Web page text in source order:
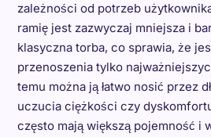
zależności od potrzeb
ramię jest zazwyczaj mniejsza i
klasyczna torba, co sprawia, że
przenoszenia tylko
temu można ją łatwo nosić przez
uczucia ciężkości czy
często mają większą pojemność i